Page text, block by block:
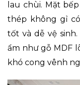
lau chùi. Mặt
thép không gỉ
tốt và dễ vệ
ẩm như gỗ MDF
khó cong vênh